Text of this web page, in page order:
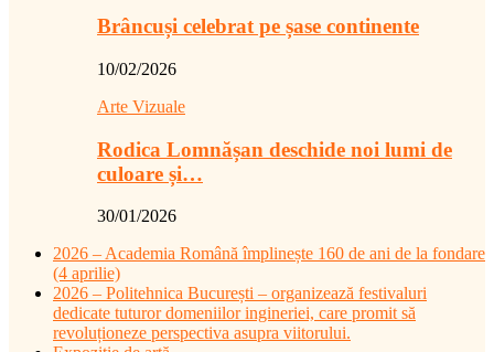
Brâncuși celebrat pe șase continente
10/02/2026
Arte Vizuale
Rodica Lomnășan deschide noi lumi de
culoare și…
30/01/2026
2026 – Academia Română împlinește 160 de ani de la fondare
(4 aprilie)
2026 – Politehnica București – organizează festivaluri
dedicate tuturor domeniilor ingineriei, care promit să
revoluționeze perspectiva asupra viitorului.